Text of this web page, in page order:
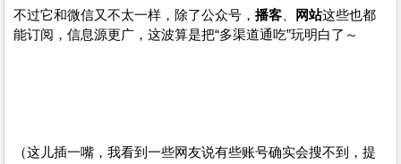
不过它和微信又不太一样，除了公众号， 播客 网站这些也都
能订阅，信息源更广，这波算是把“多渠道通吃”玩明白了～
（这儿插一嘴，我看到一些网友说有些账号确实会搜不到，提